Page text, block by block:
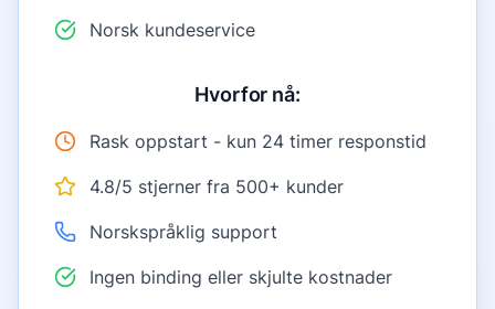
Norsk kundeservice
Hvorfor nå:
Rask oppstart - kun 24 timer responstid
4.8/5 stjerner fra 500+ kunder
Norskspråklig support
Ingen binding eller skjulte kostnader